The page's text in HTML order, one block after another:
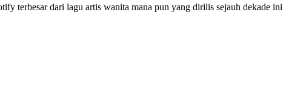
terbesar dari lagu artis wanita mana pun yang dirilis sejauh dekade ini